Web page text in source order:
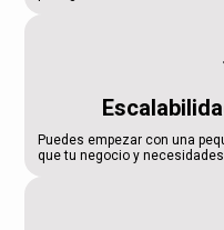
Puedes empezar con una
que tu negocio y